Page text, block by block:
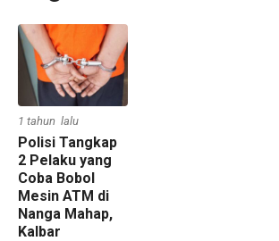
1 tahun lalu
Polisi Tangkap
2 Pelaku yang
Coba Bobol
Mesin ATM di
Nanga Mahap,
Kalbar